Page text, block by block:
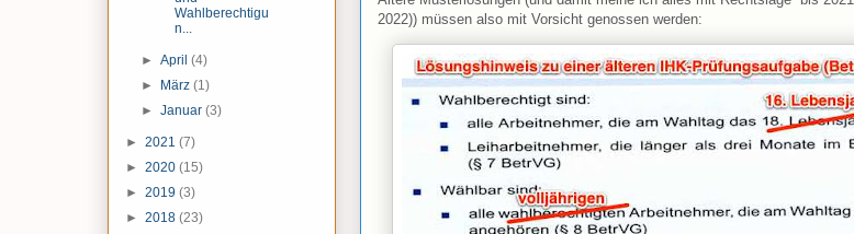
2022)) müssen also mit Vorsicht genossen werden:
Wahlberechtigu
n...
►April(4)
►
März(1)
►Januar(3)
► 2021 (7)
► 2020 (15)
► 2019 (3)
► 2018 (23)